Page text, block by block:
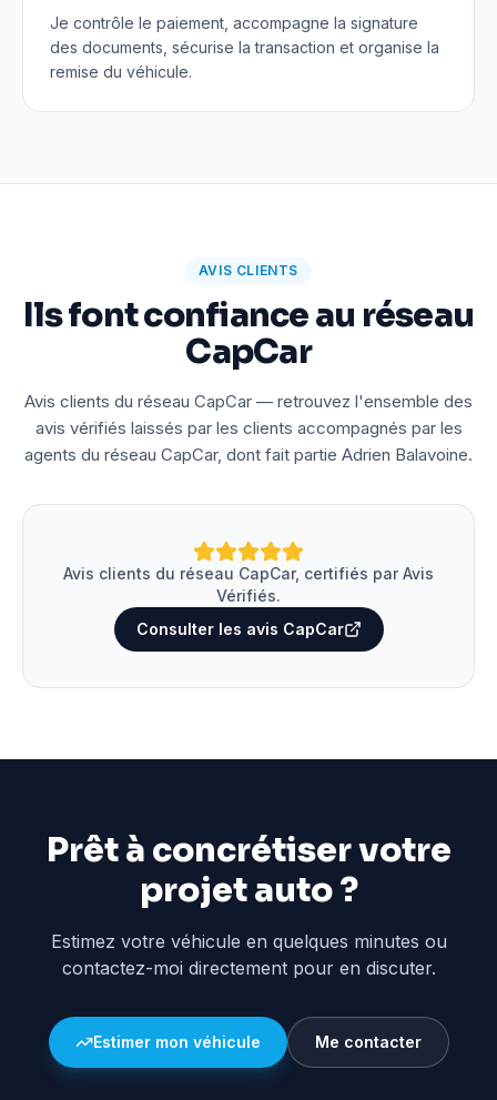
Je contrôle le paiement, accompagne la signature
des documents, sécurise la transaction et organise la
remise du véhicule.
AVIS CLIENTS
Ils font confiance au réseau
CapCar
Avis clients du réseau CapCar — retrouvez l'ensemble des
avis vérifiés laissés par les clients accompagnés par les
agents du réseau CapCar, dont fait partie Adrien Balavoine.
Avis clients du réseau CapCar, certifiés par Avis
Vérifiés.
Consulter les avis CapCar
Prêt à concrétiser votre
projet auto ?
Estimez votre véhicule en quelques minutes ou
contactez-moi directement pour en discuter.
Estimer mon véhicule Me contacter